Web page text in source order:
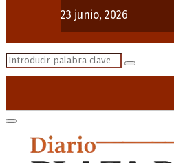
23 junio, 2026
Search
Search
Primary
Menu